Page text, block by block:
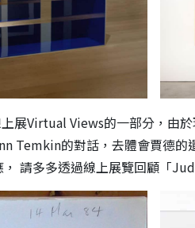
展Virtual Views的一部分，由
Temkin的對話，去體會賈德
請多多透過線上展覽回顧「